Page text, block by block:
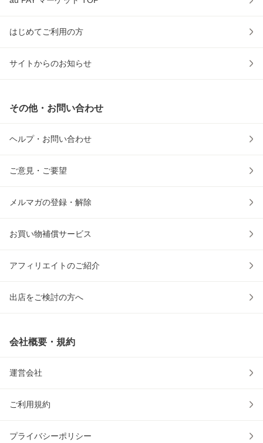
はじめてご利用の方
サイトからのお知らせ
その他・お問い合わせ
ヘルプ・お問い合わせ
ご意見・ご要望
メルマガの登録・解除
お買い物補償サービス
アフィリエイトのご紹介
出店をご検討の方へ
会社概要・規約
運営会社
ご利用規約
プライバシーポリシー